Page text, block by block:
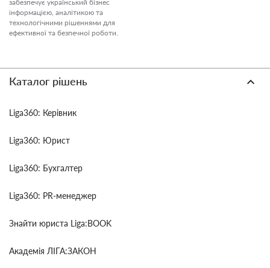
забезпечує український бізнес
інформацією, аналітикою та
технологічними рішеннями для
ефективної та безпечної роботи.
Каталог рішень
Liga360: Керівник
Liga360: Юрист
Liga360: Бухгалтер
Liga360: PR-менеджер
Знайти юриста Liga:BOOK
Академія ЛІГА:ЗАКОН